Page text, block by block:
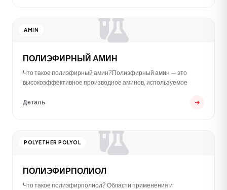
AMIN
ПОЛИЭФИРНЫЙ АМИН
Что такое полиэфирный амин?Полиэфирный амин — это
высокоэффективное производное аминов, используемое
Деталь
POLYETHER POLYOL
ПОЛИЭФИРПОЛИОЛ
Что такое полиэфирполиол? Области применения и